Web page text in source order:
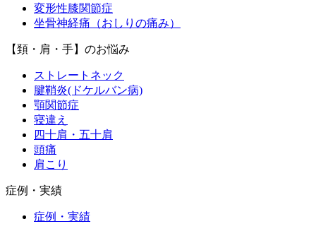
変形性膝関節症
坐骨神経痛（おしりの痛み）
【頚・肩・手】のお悩み
ストレートネック
腱鞘炎(ドケルバン病)
顎関節症
寝違え
四十肩・五十肩
頭痛
肩こり
症例・実績
症例・実績